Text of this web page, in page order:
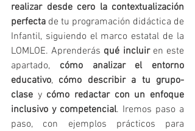
realizar desde cero la contextualización
perfecta de tu programación didáctica de
Infantil, siguiendo el marco estatal de la
LOMLOE. Aprenderás qué incluir en este
apartado, cómo analizar el entorno
educativo, cómo describir a tu grupo-
clase y cómo redactar con un enfoque
inclusivo y competencial. Iremos paso a
paso, con ejemplos prácticos para